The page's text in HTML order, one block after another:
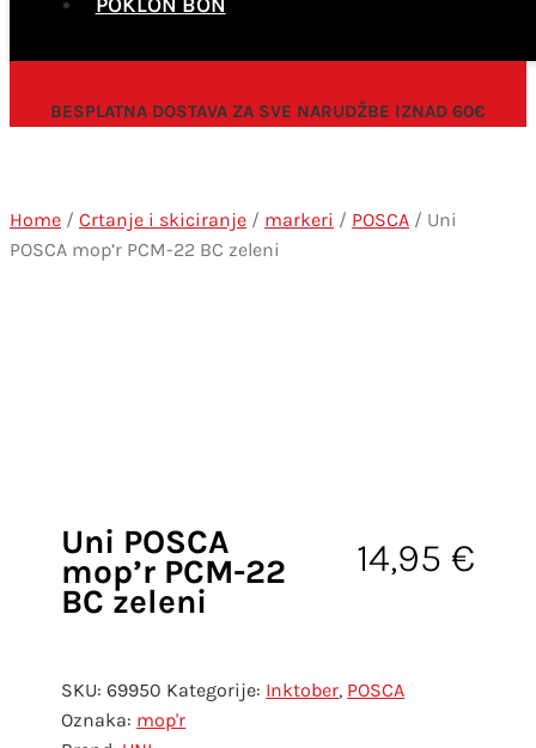
BESPLATNA DOSTAVA ZA SVE NARUDŽBE IZNAD 60€
Home / Crtanje i skiciranje / markeri / POSCA / Uni
POSCA mop’r PCM-22 BC zeleni
Uni POSCA
mop’r PCM-22
BC zeleni
14,95 €
SKU:69950 Kategorije: Inktober, POSCA
Oznaka: mop'r